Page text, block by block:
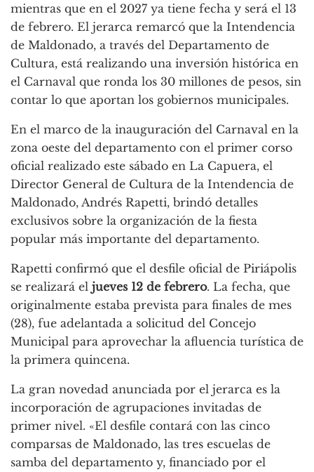
mientras que en el 2027 ya tiene fecha y será el 13
de febrero. El jerarca remarcó que la Intendencia
de Maldonado, a través del Departamento de
Cultura, está realizando una inversión histórica en
el Carnaval que ronda los 30 millones de pesos, sin
contar lo que aportan los gobiernos municipales.
En el marco de la inauguración del Carnaval en la
zona oeste del departamento con el primer corso
oficial realizado este sábado en La Capuera, el
Director General de Cultura de la Intendencia de
Maldonado, Andrés Rapetti, brindó detalles
exclusivos sobre la organización de la fiesta
popular más importante del departamento.
Rapetti confirmó que el desfile oficial de Piriápolis
se realizará el jueves 12 de febrero. La fecha, que
originalmente estaba prevista para finales de mes
(28), fue adelantada a solicitud del Concejo
Municipal para aprovechar la afluencia turística de
la primera quincena.
La gran novedad anunciada por el jerarca es la
incorporación de agrupaciones invitadas de
primer nivel. «El desfile contará con las cinco
comparsas de Maldonado, las tres escuelas de
samba del departamento y, financiado por el